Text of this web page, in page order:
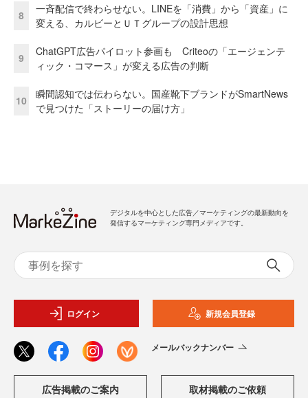
8
一斉配信で終わらせない。LINEを「消費」から「資産」に
変える、カルビーとＵＴグループの設計思想
9
ChatGPT広告パイロット参画も Criteoの「エージェンテ
ィック・コマース」が変える広告の判断
10
瞬間認知では伝わらない。国産靴下ブランドがSmartNews
で見つけた「ストーリーの届け方」
デジタルを中心とした広告／マーケティングの最新動向を
発信するマーケティング専門メディアです。
ログイン 新規会員登録
メールバックナンバー
広告掲載のご案内 取材掲載のご依頼